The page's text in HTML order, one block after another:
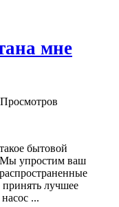
мне
бытовой
упростим ваш
лучшее
...